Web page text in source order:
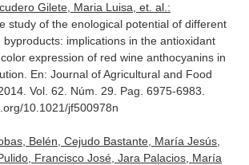
Gilete, Maria Luisa, et. al.:
study of the enological potential of different
byproducts: implications in the antioxidant
expression of red wine anthocyanins in
En: Journal of Agricultural and Food
Vol. 62. Núm. 29. Pag. 6975-6983.
10.1021/jf500978n
Belén, Cejudo Bastante, María Jesús,
Francisco José, Jara Palacios, María